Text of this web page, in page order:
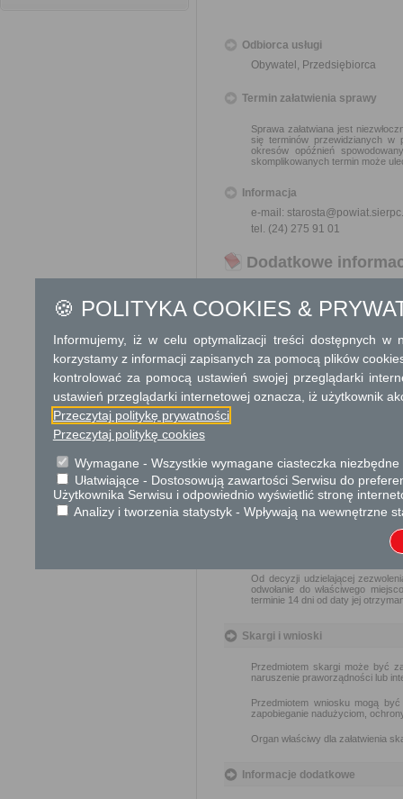
Odbiorca usługi
Obywatel, Przedsiębiorca
Termin załatwienia sprawy
Sprawa załatwiana jest
się terminów przewidzianych w
okresów opóźnień
skomplikowanych termin może
Informacja
e-mail:
tel. (24) 275 91 01
Dodatkowe
opłata skarbowa za
opłata skarbowa za
Informacje o płatnościach
Kwota:
82,00 zł
Tytuł wpłaty:
Opłata za zezwolenie
Od decyzji udzielającej
odwołanie do właściwego
terminie 14 dni od daty jej
Skargi i wnioski
Przedmiotem skargi może być
naruszenie praworządności lub
Przedmiotem wniosku mogą
zapobieganie nadużyciom,
Organ właściwy dla załatwienia
Informacje dodatkowe
🍪 POLITYKA COOKIES &
Informujemy, iż w celu optymalizacji treści dostępnych w
korzystamy z informacji zapisanych za pomocą plików
kontrolować za pomocą ustawień swojej przeglądarki
ustawień przeglądarki internetowej oznacza, iż użytkownik
Przeczytaj politykę prywatności
Przeczytaj politykę cookies
Wymagane - Wszystkie wymagane ciasteczka
Ułatwiające - Dostosowują zawartości Serwisu do
Użytkownika Serwisu i odpowiednio wyświetlić stronę
Analizy i tworzenia statystyk - Wpływają na wewnętrzne